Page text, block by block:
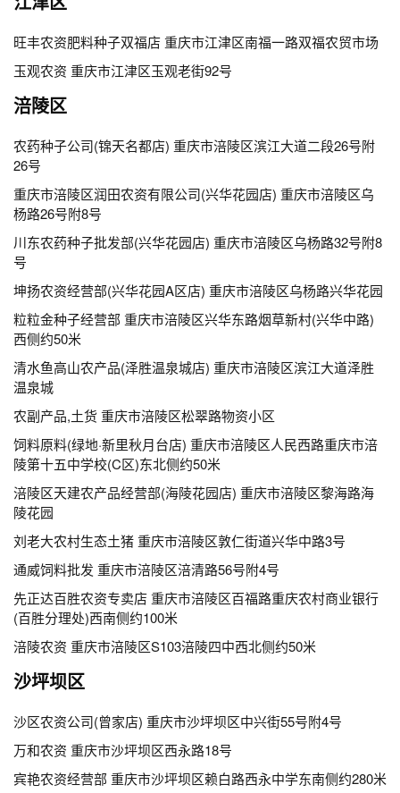
旺丰农资肥料种子双福店 重庆市江津区南福一路双福农贸市场
玉观农资 重庆市江津区玉观老街92号
涪陵区
农药种子公司(锦天名都店) 重庆市涪陵区滨江大道二段26号附
26号
重庆市涪陵区润田农资有限公司(兴华花园店) 重庆市涪陵区乌
杨路26号附8号
川东农药种子批发部(兴华花园店) 重庆市涪陵区乌杨路32号附8
号
坤扬农资经营部(兴华花园A区店) 重庆市涪陵区乌杨路兴华花园
粒粒金种子经营部 重庆市涪陵区兴华东路烟草新村(兴华中路)
西侧约50米
清水鱼高山农产品(泽胜温泉城店) 重庆市涪陵区滨江大道泽胜
温泉城
农副产品,土货 重庆市涪陵区松翠路物资小区
饲料原料(绿地·新里秋月台店) 重庆市涪陵区人民西路重庆市涪
陵第十五中学校(C区)东北侧约50米
涪陵区天建农产品经营部(海陵花园店) 重庆市涪陵区黎海路海
陵花园
刘老大农村生态土猪 重庆市涪陵区敦仁街道兴华中路3号
通威饲料批发 重庆市涪陵区涪清路56号附4号
先正达百胜农资专卖店 重庆市涪陵区百福路重庆农村商业银行
(百胜分理处)西南侧约100米
涪陵农资 重庆市涪陵区S103涪陵四中西北侧约50米
沙坪坝区
沙区农资公司(曾家店) 重庆市沙坪坝区中兴街55号附4号
万和农资 重庆市沙坪坝区西永路18号
宾艳农资经营部 重庆市沙坪坝区赖白路西永中学东南侧约280米